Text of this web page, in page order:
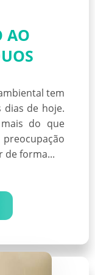
AO
tem
de hoje.
do que
de forma...